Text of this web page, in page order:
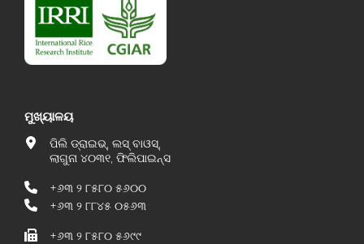
ମୁଖ୍ୟାଳୟ
ପିଲି ଡ୍ରାଇଭ୍, ଲସ୍ ବାଓସ୍,
ଲାଗୁନା ୪୦୩୧, ଫିଲିପାଇନ୍ସ
+୬୩ ୨ ୮୫୮୦ ୫୬୦୦
+୬୩ ୨ ୮୮୪୫ ୦୫୬୩
+୬୩ ୨ ୮୫୮୦ ୫୬୯୯